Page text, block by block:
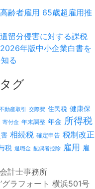
齢者雇用 65歳超雇用推
留分侵害に対する課税
年版中小企業白書を
る
グ
動産取引 交際費 住民税 健康保
寄付金 年末調整 年金 所得税
相続税 確定申告 税制改正
税 退職金 配偶者控除 雇用 雇
計士事務所
ラフォート 横浜501号